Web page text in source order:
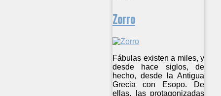
Zorro
Fábulas existen a miles, y
desde hace siglos, de
hecho, desde la Antigua
Grecia con Esopo. De
ellas, las protagonizadas